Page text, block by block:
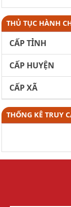
THỦ TỤC HÀNH
CẤP TỈNH
CẤP HUYỆN
CẤP XÃ
THỐNG KÊ TRUY